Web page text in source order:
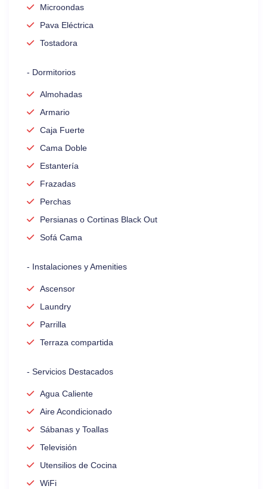
Microondas
Pava Eléctrica
Tostadora
- Dormitorios
Almohadas
Armario
Caja Fuerte
Cama Doble
Estantería
Frazadas
Perchas
Persianas o Cortinas Black Out
Sofá Cama
- Instalaciones y Amenities
Ascensor
Laundry
Parrilla
Terraza compartida
- Servicios Destacados
Agua Caliente
Aire Acondicionado
Sábanas y Toallas
Televisión
Utensilios de Cocina
WiFi